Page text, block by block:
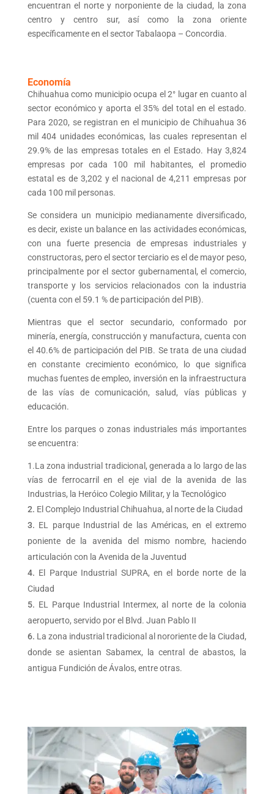
encuentran el norte y norponiente de la ciudad, la zona
centro y centro sur, así como la zona oriente
específicamente en el sector Tabalaopa – Concordia.
Economía
Chihuahua como municipio ocupa el 2° lugar en cuanto al
sector económico y aporta el 35% del total en el estado.
Para 2020, se registran en el municipio de Chihuahua 36
mil 404 unidades económicas, las cuales representan el
29.9% de las empresas totales en el Estado. Hay 3,824
empresas por cada 100 mil habitantes, el promedio
estatal es de 3,202 y el nacional de 4,211 empresas por
cada 100 mil personas.
Se considera un municipio medianamente diversificado,
es decir, existe un balance en las actividades económicas,
con una fuerte presencia de empresas industriales y
constructoras, pero el sector terciario es el de mayor peso,
principalmente por el sector gubernamental, el comercio,
transporte y los servicios relacionados con la industria
(cuenta con el 59.1 % de participación del PIB).
Mientras que el sector secundario, conformado por
minería, energía, construcción y manufactura, cuenta con
el 40.6% de participación del PIB. Se trata de una ciudad
en constante crecimiento económico, lo que significa
muchas fuentes de empleo, inversión en la infraestructura
de las vías de comunicación, salud, vías públicas y
educación.
Entre los parques o zonas industriales más importantes
se encuentra:
1.La zona industrial tradicional, generada a lo largo de las
vías de ferrocarril en el eje vial de la avenida de las
Industrias, la Heróico Colegio Militar, y la Tecnológico
El Complejo Industrial Chihuahua, al norte de la Ciudad
EL parque Industrial de las Américas, en el extremo
poniente de la avenida del mismo nombre, haciendo
articulación con la Avenida de la Juventud
El Parque Industrial SUPRA, en el borde norte de la
Ciudad
EL Parque Industrial Intermex, al norte de la colonia
aeropuerto, servido por el Blvd. Juan Pablo II
La zona industrial tradicional al nororiente de la Ciudad,
donde se asientan Sabamex, la central de abastos, la
antigua Fundición de Ávalos, entre otras.